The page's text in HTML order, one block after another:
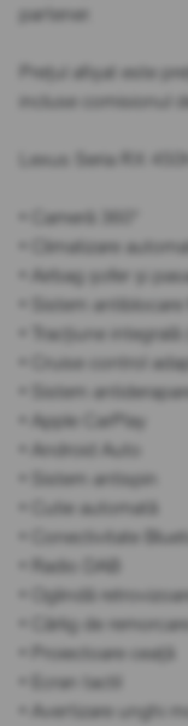
partener.
Prețul afișat este
incluse comisionul
Lexus Seria RX
• Cameră 360°
• Climatizare
• Airbag șofer și
• Sistem antiblocare
• Tracțiune integrală
• Cruise control
• Sistem
• Apple CarPlay
• Android Auto
• Sistem antispin
• Cutie automată
• Conectivitate
• Radio DAB
• Oglindă
• Cârlig de remorcare
• Proiectoare ceață
• Ecran tactil
• Avertizare unghi